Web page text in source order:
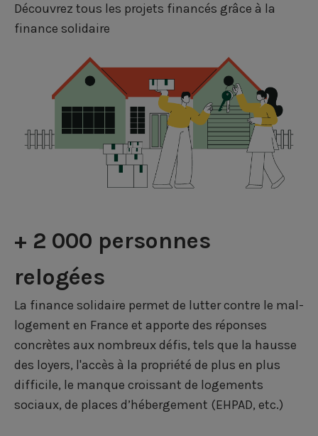
Découvrez tous les projets financés grâce à la
finance solidaire
+ 2 000 personnes
relogées
La finance solidaire permet de lutter contre le mal-
logement en France et apporte des réponses
concrètes aux nombreux défis, tels que la hausse
des loyers, l'accès à la propriété de plus en plus
difficile, le manque croissant de logements
sociaux, de places d’hébergement (EHPAD, etc.)